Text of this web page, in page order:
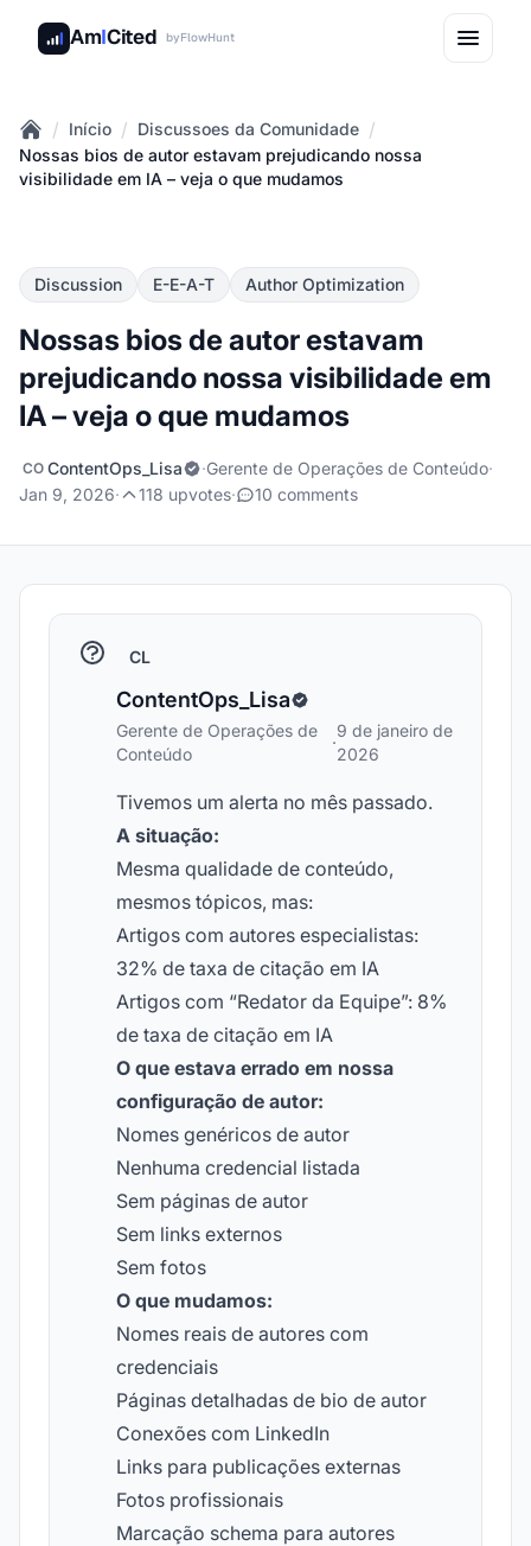
AmICited byFlowHunt
Home
/ Início / Discussoes da Comunidade /
Nossas bios de autor estavam prejudicando nossa
visibilidade em IA – veja o que mudamos
Discussion E-E-A-T Author Optimization
Nossas bios de autor estavam
prejudicando nossa visibilidade em
IA – veja o que mudamos
CO ContentOps_Lisa ·Gerente de Operações de Conteúdo·
Jan 9, 2026· 118 upvotes· 10 comments
CL
ContentOps_Lisa
Gerente de Operações de
Conteúdo
·
9 de janeiro de
2026
Tivemos um alerta no mês passado.
A situação:
Mesma qualidade de conteúdo,
mesmos tópicos, mas:
Artigos com autores especialistas:
32% de taxa de citação em IA
Artigos com “Redator da Equipe”: 8%
de taxa de citação em IA
O que estava errado em nossa
configuração de autor:
Nomes genéricos de autor
Nenhuma credencial listada
Sem páginas de autor
Sem links externos
Sem fotos
O que mudamos:
Nomes reais de autores com
credenciais
Páginas detalhadas de bio de autor
Conexões com LinkedIn
Links para publicações externas
Fotos profissionais
Marcação schema para autores